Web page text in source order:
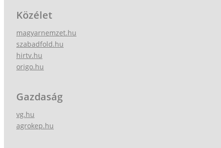
Közélet
magyarnemzet.hu
szabadfold.hu
hirtv.hu
origo.hu
Gazdaság
vg.hu
agrokep.hu